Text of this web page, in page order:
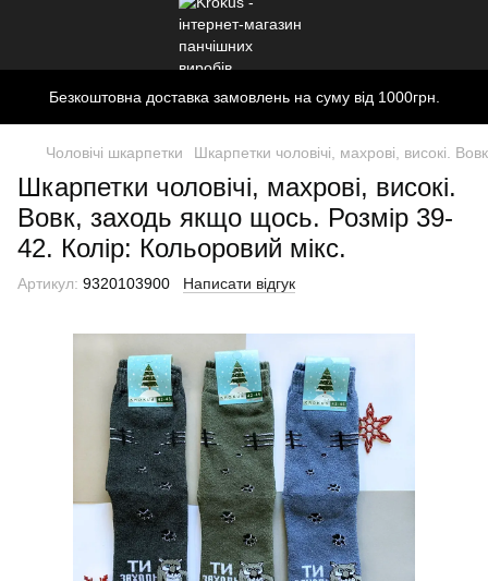
Безкоштовна доставка замовлень на суму від 1000грн.
Чоловічі шкарпетки Шкарпетки чоловічі, махрові, високі.
Шкарпетки чоловічі, махрові, високі.
Вовк, заходь якщо щось. Розмір 39-
42. Колір: Кольоровий мікс.
Артикул: 9320103900 Написати відгук